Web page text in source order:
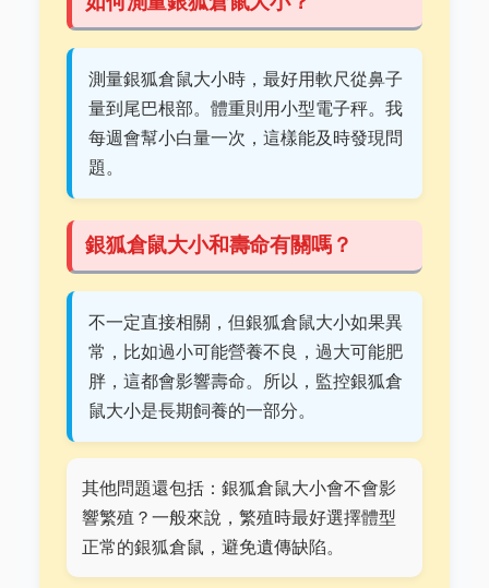
測量銀狐倉鼠大小時，最好用軟尺從鼻子
量到尾巴根部。體重則用小型電子秤。我
每週會幫小白量一次，這樣能及時發現問
題。
銀狐倉鼠大小和壽命有關嗎？
不一定直接相關，但銀狐倉鼠大小如果異
常，比如過小可能營養不良，過大可能肥
胖，這都會影響壽命。所以，監控銀狐倉
鼠大小是長期飼養的一部分。
其他問題還包括：銀狐倉鼠大小會不會影
響繁殖？一般來說，繁殖時最好選擇體型
正常的銀狐倉鼠，避免遺傳缺陷。